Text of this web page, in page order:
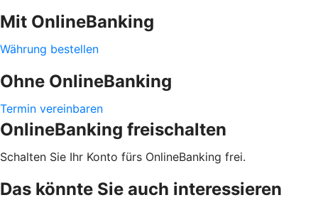
Mit OnlineBanking
Währung bestellen
Ohne OnlineBanking
Termin vereinbaren
OnlineBanking freischalten
Schalten Sie Ihr Konto fürs OnlineBanking frei.
Das könnte Sie auch interessieren